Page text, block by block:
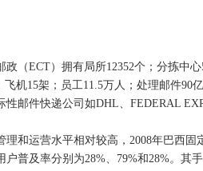
政（ECT）拥有局所12352个；分拣中
飞机15架；员工11.5万人；处理邮件
性邮件快递公司如DHL、FEDERAL
理和运营水平相对较高，2008年巴西
户普及率分别为28%、79%和28%。其